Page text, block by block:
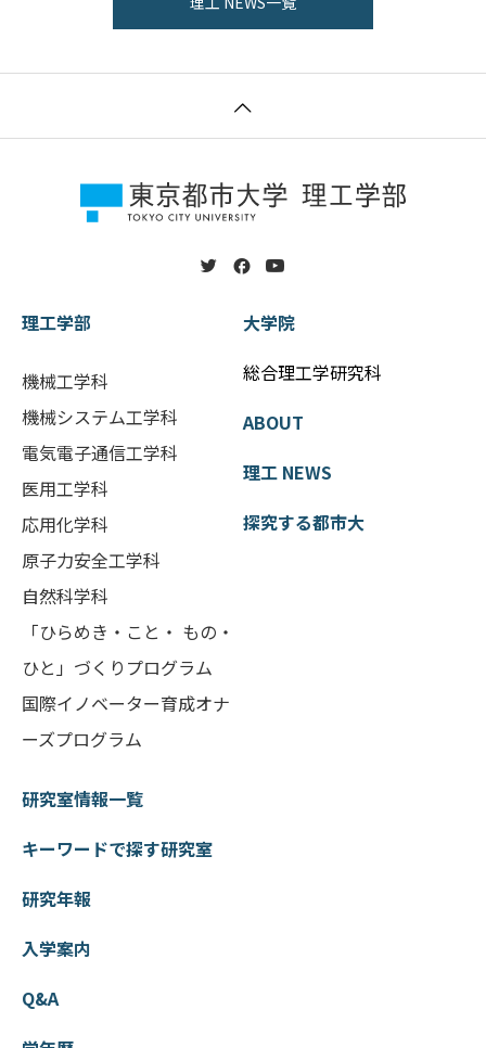
理工学部
機械工学科
機械システム工学科
電気電子通信工学科
医用工学科
応用化学科
原子力安全工学科
自然科学科
「ひらめき・こと・ もの・
ひと」づくりプログラム
国際イノベーター育成オナ
ーズプログラム
研究室情報一覧
キーワードで探す研究室
研究年報
大学院
総合理工学研究科
ABOUT
理工 NEWS
探究する都市大
入学案内
Q&A